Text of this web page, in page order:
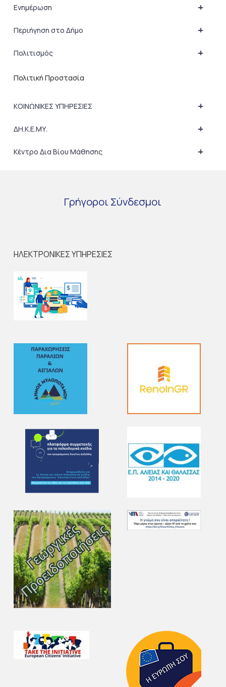
+
Ενημέρωση
+
Περιήγηση στο Δήμο
+
Πολιτισμός
Πολιτική Προστασία
+
ΚΟΙΝΩΝΙΚΕΣ ΥΠΗΡΕΣΙΕΣ
+
ΔΗ.Κ.Ε.ΜΥ.
+
Κέντρο Δια Βίου Μάθησης
Γρήγοροι Σύνδεσμοι
ΗΛΕΚΤΡΟΝΙΚΕΣ ΥΠΗΡΕΣΙΕΣ